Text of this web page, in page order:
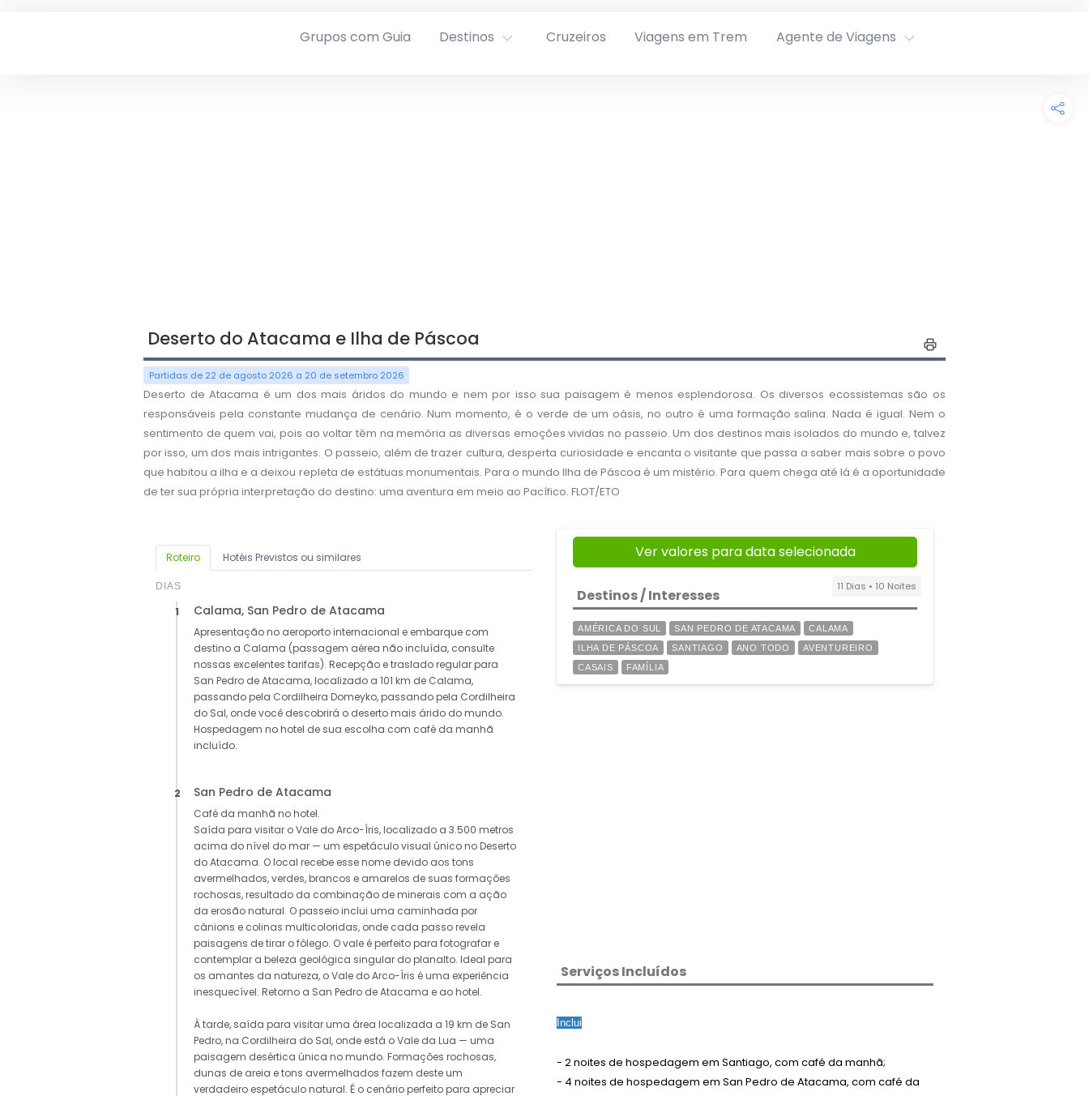
Grupos com Guia Destinos Cruzeiros Viagens em Trem Agente de Viagens
Deserto do Atacama e Ilha de Páscoa
Partidas de 22 de agosto 2026 a 20 de setembro 2026
Deserto de Atacama é um dos mais áridos do mundo e nem por isso sua paisagem é menos esplendorosa. Os diversos ecossistemas são os
responsáveis pela constante mudança de cenário. Num momento, é o verde de um oásis, no outro é uma formação salina. Nada é igual. Nem o
sentimento de quem vai, pois ao voltar têm na memória as diversas emoções vividas no passeio. Um dos destinos mais isolados do mundo e, talvez
por isso, um dos mais intrigantes. O passeio, além de trazer cultura, desperta curiosidade e encanta o visitante que passa a saber mais sobre o povo
que habitou a ilha e a deixou repleta de estátuas monumentais. Para o mundo Ilha de Páscoa é um mistério. Para quem chega até lá é a oportunidade
de ter sua própria interpretação do destino: uma aventura em meio ao Pacífico. FLOT/ETO
Roteiro Hotéis Previstos ou similares
DIAS
1 Calama, San Pedro de Atacama
Apresentação no aeroporto internacional e embarque com
destino a Calama (passagem aérea não incluída, consulte
nossas excelentes tarifas). Recepção e traslado regular para
San Pedro de Atacama, localizado a 101 km de Calama,
passando pela Cordilheira Domeyko, passando pela Cordilheira
do Sal, onde você descobrirá o deserto mais árido do mundo.
Hospedagem no hotel de sua escolha com café da manhã
incluído.
2 San Pedro de Atacama
Café da manhã no hotel.
Saída para visitar o Vale do Arco-Íris, localizado a 3.500 metros
acima do nível do mar — um espetáculo visual único no Deserto
do Atacama. O local recebe esse nome devido aos tons
avermelhados, verdes, brancos e amarelos de suas formações
rochosas, resultado da combinação de minerais com a ação
da erosão natural. O passeio inclui uma caminhada por
cânions e colinas multicoloridas, onde cada passo revela
paisagens de tirar o fôlego. O vale é perfeito para fotografar e
contemplar a beleza geológica singular do planalto. Ideal para
os amantes da natureza, o Vale do Arco-Íris é uma experiência
inesquecível. Retorno a San Pedro de Atacama e ao hotel.
À tarde, saída para visitar uma área localizada a 19 km de San
Pedro, na Cordilheira do Sal, onde está o Vale da Lua — uma
paisagem desértica única no mundo. Formações rochosas,
dunas de areia e tons avermelhados fazem deste um
verdadeiro espetáculo natural. É o cenário perfeito para apreciar
Ver valores para data selecionada
11 Dias • 10 Noites
Destinos / Interesses
AMÉRICA DO SUL SAN PEDRO DE ATACAMA
CALAMA
ILHA DE PÁSCOA
SANTIAGO ANO TODO
AVENTUREIRO
CASAIS
FAMÍLIA
Serviços Incluídos
Inclui
- 2 noites de hospedagem em Santiago, com café da manhã;
- 4 noites de hospedagem em San Pedro de Atacama, com café da